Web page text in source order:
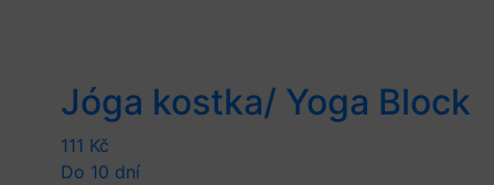
the
product
Jóga kostka/ Yoga Block
111 Kč
Do 10 dní